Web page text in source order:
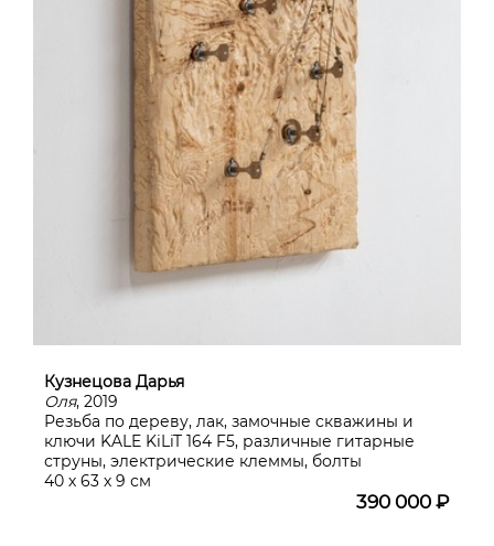
Кузнецова Дарья
Оля, 2019
Резьба по дереву, лак, замочные скважины и
ключи KALE KiLiT 164 F5, различные гитарные
струны, электрические клеммы, болты
40 х 63 х 9 см
390 000 ₽